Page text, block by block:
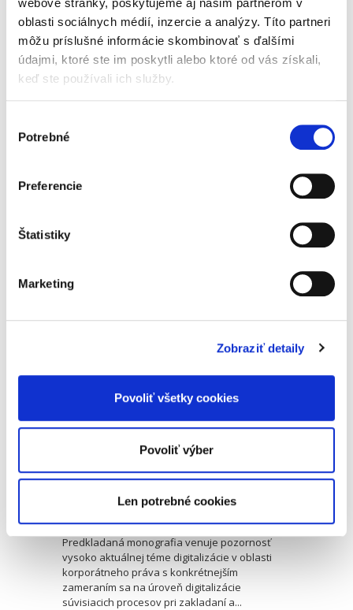
oblasti sociálnych médií, inzercie a analýzy. Títo partneri
môžu príslušné informácie skombinovať s ďalšími
údajmi, ktoré ste im poskytli alebo ktoré od vás získali,
keď ste používali ich služby.
súhlasu
Potrebné
Preferencie
Štatistiky
Marketing
Zobraziť detaily
Povoliť všetky cookies
Povoliť výber
Len potrebné cookies
Konanie o dovolaní.
Vybrané teoretické
a aplikačné
problémy
16,00 €
15,24 €
dovolacieho konania v civilnom sporovom
umelá inteligencia
spoločnostiach
Michal Sokol
s DPH
Predkladaná monografia venuje pozornosť
vysoko aktuálnej téme digitalizácie v oblasti
korporátneho práva s konkrétnejším
zameraním sa na úroveň digitalizácie
súvisiacich procesov pri zakladaní a...